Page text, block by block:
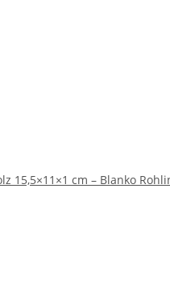
15,5×11×1 cm – Blanko